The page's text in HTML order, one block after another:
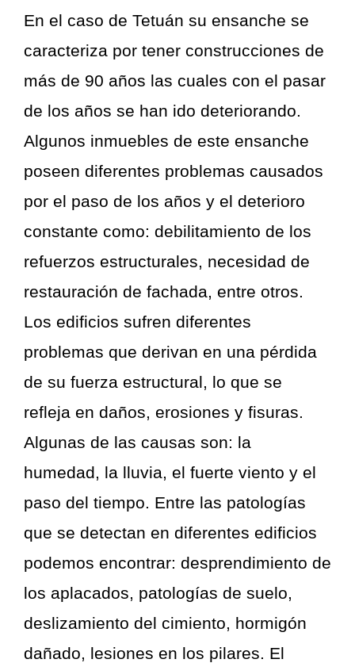
En el caso de Tetuán su ensanche se
caracteriza por tener construcciones de
más de 90 años las cuales con el pasar
de los años se han ido deteriorando.
Algunos inmuebles de este ensanche
poseen diferentes problemas causados
por el paso de los años y el deterioro
constante como: debilitamiento de los
refuerzos estructurales, necesidad de
restauración de fachada, entre otros.
Los edificios sufren diferentes
problemas que derivan en una pérdida
de su fuerza estructural, lo que se
refleja en daños, erosiones y fisuras.
Algunas de las causas son: la
humedad, la lluvia, el fuerte viento y el
paso del tiempo. Entre las patologías
que se detectan en diferentes edificios
podemos encontrar: desprendimiento de
los aplacados, patologías de suelo,
deslizamiento del cimiento, hormigón
dañado, lesiones en los pilares. El